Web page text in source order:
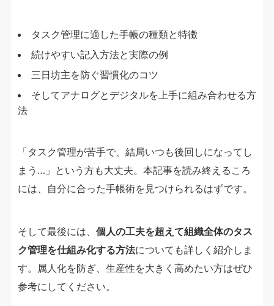
タスク管理に適した手帳の種類と特徴
続けやすい記入方法と実際の例
三日坊主を防ぐ習慣化のコツ
そしてアナログとデジタルを上手に組み合わせる方
法
「タスク管理が苦手で、結局いつも後回しになってし
まう…」という方も大丈夫。本記事を読み終えるころ
には、自分に合った手帳術を見つけられるはずです。
そして最後には、 個人の工夫を超えて組織全体のタス
ク管理を仕組み化する方法についても詳しく紹介しま
す。属人化を防ぎ、生産性を大きく高めたい方はぜひ
参考にしてください。